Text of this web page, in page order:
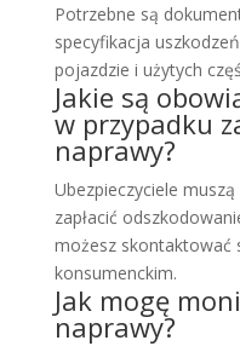
Potrzebne są
specyfikacja
pojazdzie i użytych
Jakie są
w przypadku
naprawy?
Ubezpieczyciele
zapłacić
możesz skontaktować
konsumenckim.
Jak mogę
naprawy?